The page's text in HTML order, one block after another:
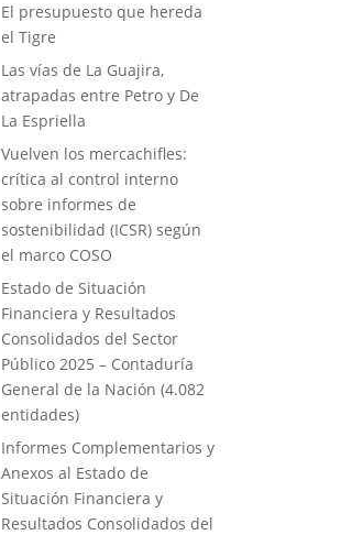
El presupuesto que hereda
el Tigre
Las vías de La Guajira,
atrapadas entre Petro y De
La Espriella
Vuelven los mercachifles:
crítica al control interno
sobre informes de
sostenibilidad (ICSR) según
el marco COSO
Estado de Situación
Financiera y Resultados
Consolidados del Sector
Público 2025 – Contaduría
General de la Nación (4.082
entidades)
Informes Complementarios y
Anexos al Estado de
Situación Financiera y
Resultados Consolidados del